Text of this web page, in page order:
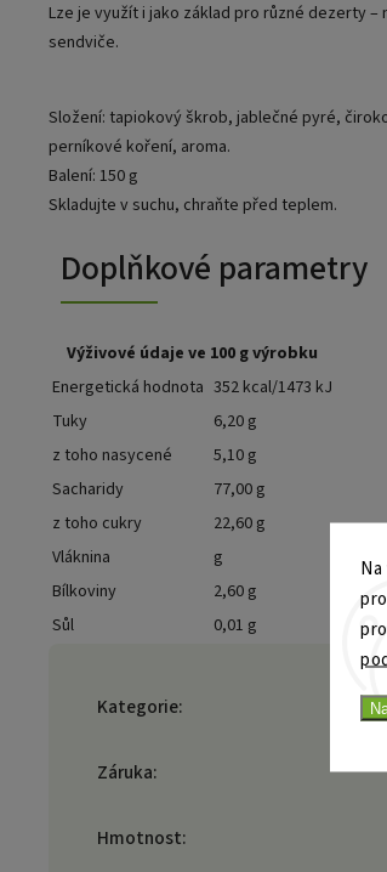
Lze je využít i jako základ pro různé dezerty
sendviče.
Složení: tapiokový škrob, jablečné pyré,
perníkové koření, aroma.
Balení: 150 g
Skladujte v suchu, chraňte před teplem.
Doplňkové parametry
Výživové údaje ve 100 g výrobku
Energetická hodnota 352 kcal/1473 kJ
Tuky
6,20 g
z toho nasycené
5,10 g
Sacharidy
77,00 g
z toho cukry
22,60 g
Vláknina
g
Bílkoviny
2,60 g
Sůl
0,01 g
Kategorie:
Záruka:
Hmotnost: